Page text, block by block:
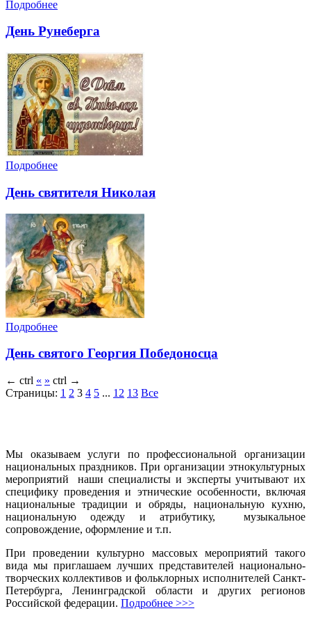
Подробнее
День Рунеберга
Подробнее
День святителя Николая
Подробнее
День святого Георгия Победоносца
← ctrl « » ctrl →
Страницы: 1 2 3 4 5 ... 12 13 Все
Мы оказываем услуги по профессиональной организации
национальных праздников. При организации этнокультурных
мероприятий наши специалисты и эксперты учитывают их
специфику проведения и этнические особенности, включая
национальные традиции и обряды, национальную кухню,
национальную одежду и атрибутику, музыкальное
сопровождение, оформление и т.п.
При проведении культурно массовых мероприятий такого
вида мы приглашаем лучших представителей национально-
творческих коллективов и фольклорных исполнителей Санкт-
Петербурга, Ленинградской области и других регионов
Российской федерации. Подробнее >>>